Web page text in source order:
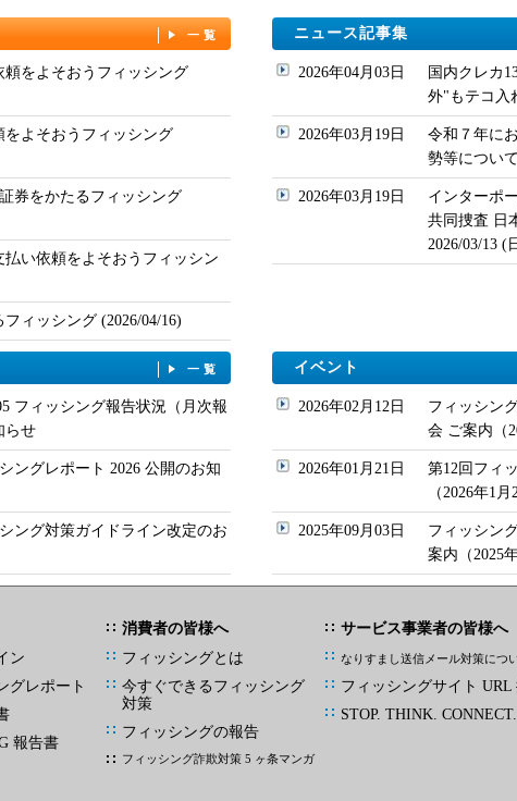
一覧
頼をよそおうフィッシング
をよそおうフィッシング
券をかたるフィッシング
払い依頼をよそおうフィッシン
ィッシング (2026/04/16)
ニュース記事集
2026年04月03日
国内クレカ
外"もテコ入
2026年03月19日
令和７年に
勢等につい
2026年03月19日
インターポ
共同捜査 日
2026/03/13 (
一覧
フィッシング報告状況（月次報
らせ
ングレポート 2026 公開のお知
ング対策ガイドライン改定のお
イベント
2026年02月12日
フィッシン
会 ご案内（
2026年01月21日
第12回フィ
（2026年1
2025年09月03日
フィッシン
案内（2025
ン
グレポート
報告書
消費者の皆様へ
フィッシングとは
今すぐできるフィッシング
対策
フィッシングの報告
フィッシング詐欺対策 5 ヶ条マンガ
サービス事業者の皆様へ
なりすまし送信メール対策につ
フィッシングサイト URL
STOP. THINK. CONNECT.